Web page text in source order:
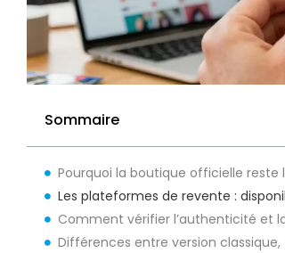
Sommaire
Pourquoi la boutique officielle reste
Les plateformes de revente :
Comment vérifier l’authenticité et
Différences entre version